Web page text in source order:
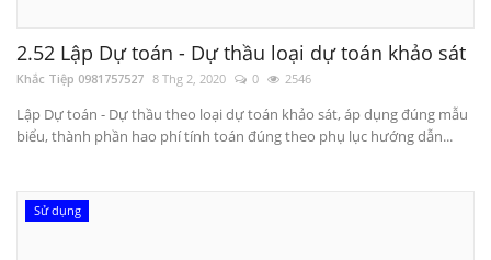
2.52 Lập Dự toán - Dự thầu loại dự toán khảo sát
Khắc Tiệp 0981757527 8 Thg 2, 2020 0 2546
Lập Dự toán - Dự thầu theo loại dự toán khảo sát, áp dụng đúng mẫu
biểu, thành phần hao phí tính toán đúng theo phụ lục hướng dẫn...
Sử dụng